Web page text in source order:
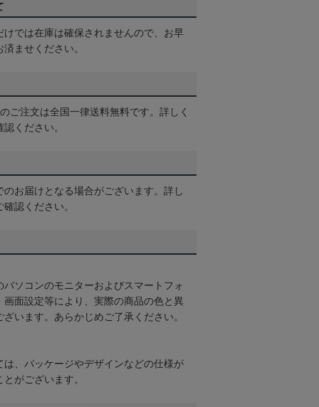
けでは在庫は確保されませんので、お早
ませください。
ご注文は全国一律送料無料です。詳しく
認ください。
お届けとなる場合がございます。詳し
確認ください。
ソコンのモニターおよびスマートフォ
画面設定等により、実際の商品の色と異
います。あらかじめご了承ください。
は、パッケージやデザインなどの仕様が
がございます。